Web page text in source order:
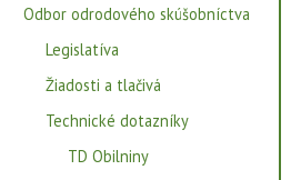
Odbor odrodového skúšobníctva
Legislatíva
Žiadosti a tlačivá
Technické dotazníky
TD Obilniny